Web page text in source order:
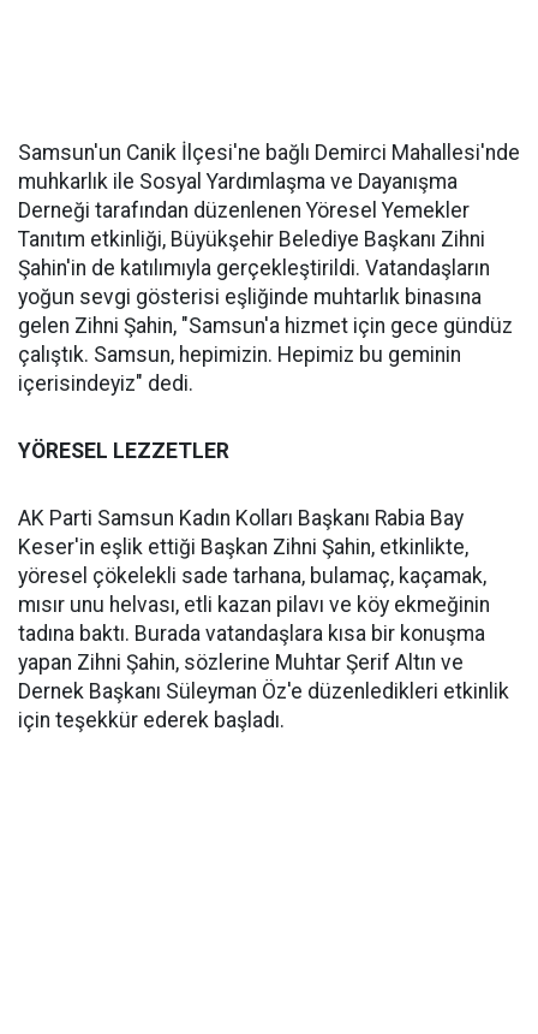
Samsun'un Canik İlçesi'ne bağlı Demirci Mahallesi'nde
muhkarlık ile Sosyal Yardımlaşma ve Dayanışma
Derneği tarafından düzenlenen Yöresel Yemekler
Tanıtım etkinliği, Büyükşehir Belediye Başkanı Zihni
Şahin'in de katılımıyla gerçekleştirildi. Vatandaşların
yoğun sevgi gösterisi eşliğinde muhtarlık binasına
gelen Zihni Şahin, "Samsun'a hizmet için gece gündüz
çalıştık. Samsun, hepimizin. Hepimiz bu geminin
içerisindeyiz" dedi.
YÖRESEL LEZZETLER
AK Parti Samsun Kadın Kolları Başkanı Rabia Bay
Keser'in eşlik ettiği Başkan Zihni Şahin, etkinlikte,
yöresel çökelekli sade tarhana, bulamaç, kaçamak,
mısır unu helvası, etli kazan pilavı ve köy ekmeğinin
tadına baktı. Burada vatandaşlara kısa bir konuşma
yapan Zihni Şahin, sözlerine Muhtar Şerif Altın ve
Dernek Başkanı Süleyman Öz'e düzenledikleri etkinlik
için teşekkür ederek başladı.